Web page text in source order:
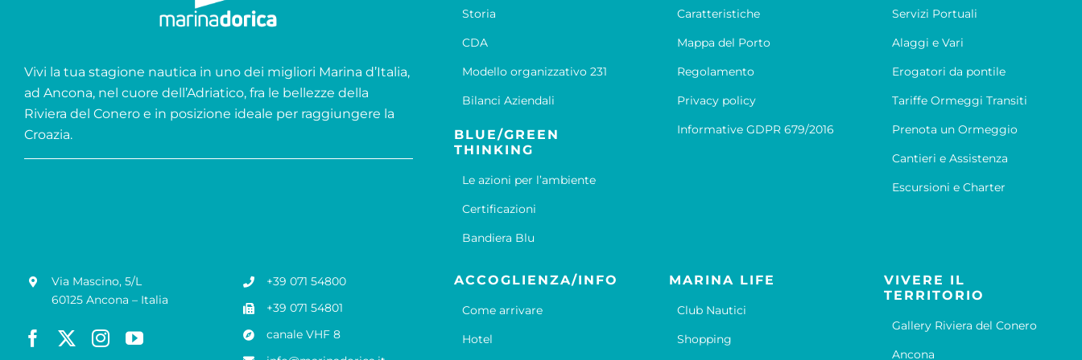
Vivi la tua stagione nautica in uno dei migliori Marina d’Italia,
ad Ancona, nel cuore dell’Adriatico, fra le bellezze della
Riviera del Conero e in posizione ideale per raggiungere la
Croazia.
Storia
CDA
Modello organizzativo 231
Bilanci Aziendali
BLUE/GREEN
THINKING
Le azioni per l’ambiente
Certificazioni
Bandiera Blu
Caratteristiche
Mappa del Porto
Regolamento
Privacy policy
Informative GDPR 679/2016
Servizi Portuali
Alaggi e Vari
Erogatori da pontile
Tariffe Ormeggi Transiti
Prenota un Ormeggio
Cantieri e Assistenza
Escursioni e Charter
Via Mascino, 5/L
60125 Ancona – Italia
+39 071 54800
+39 071 54801
canale VHF 8
ACCOGLIENZA/INFO
Come arrivare
Hotel
MARINA LIFE
Club Nautici
Shopping
VIVERE IL
TERRITORIO
Gallery Riviera del Conero
Ancona